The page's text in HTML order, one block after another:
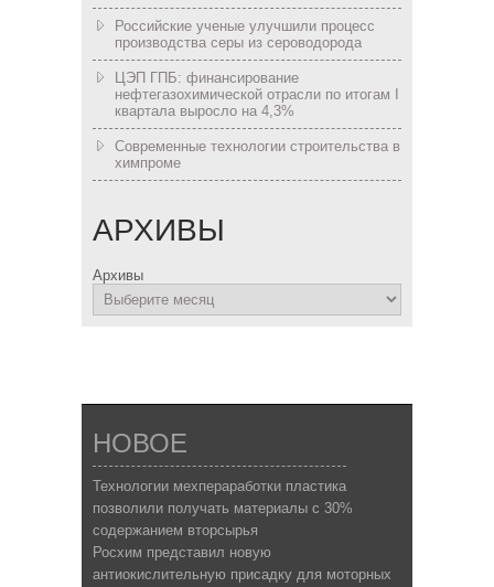
Российские ученые улучшили процесс
производства серы из сероводорода
ЦЭП ГПБ: финансирование
нефтегазохимической отрасли по итогам I
квартала выросло на 4,3%
Современные технологии строительства в
химпроме
АРХИВЫ
Архивы
НОВОЕ
Технологии мехпераработки пластика
позволили получать материалы с 30%
содержанием вторсырья
Росхим представил новую
антиокислительную присадку для моторных